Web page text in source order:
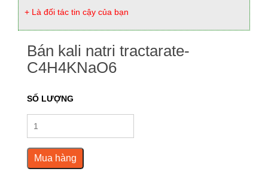
+ Là đối tác tin cậy của bạn
Bán kali natri tractarate-
C4H4KNaO6
SỐ LƯỢNG
Mua hàng